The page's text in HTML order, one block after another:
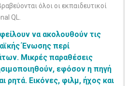
όλοι οι εκπαιδευτικοί
QL.
να ακολουθούν τις
Ένωσης περί
Μικρές παραθέσεις
εφόσον η πηγή
ρητά. Εικόνες, φιλμ, ήχος και